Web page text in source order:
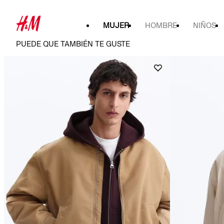
MUJER HOMBRE NIÑOS
PUEDE QUE TAMBIÉN TE GUSTE